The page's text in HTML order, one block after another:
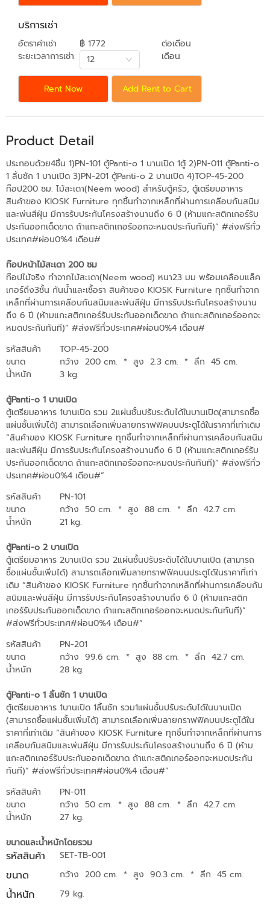
บริการเช่า
อัตราค่าเช่า ฿ 1772
ต่อเดือน
ระยะเวลาการเช่า
12 เดือน
Rent Now Add Rent to Cart
Product Detail
ประกอบด้วย4ชิ้น 1)PN-101 ตู้Panti-o 1 บานเปิด 1ตู้ 2)PN-011 ตู้Panti-o
1 ลิ้นชัก 1 บานเปิด 3)PN-201 ตู้Panti-o 2 บานเปิด 4)TOP-45-200
ท๊อป200 ซม. ไม้สะเดา(Neem wood) สำหรับตู้ครัว, ตู้เตรียมอาหาร
สินค้าของ KIOSK Furniture ทุกชิ้นทำจากเหล็กที่ผ่านการเคลือบกันสนิม
และพ่นสีฝุ่น มีการรับประกันโครงสร้างนานถึง 6 ปี (ห้ามแกะสติกเกอร์รับ
ประกันออกเด็ดขาด ถ้าแกะสติกเกอร์ออกจะหมดประกันทันที)” #ส่งฟรีทั่ว
ประเทศ#ผ่อน0%4 เดือน#
ท๊อปหน้าไม้สะเดา 200 ซม
ท๊อปไม้จริง ทำจากไม้สะเดา(Neem wood) หนา23 มม พร้อมเคลือบแล็ค
เกอร์ถึง3ชั้น กันน้ำและเชื้อรา สินค้าของ KIOSK Furniture ทุกชิ้นทำจาก
เหล็กที่ผ่านการเคลือบกันสนิมและพ่นสีฝุ่น มีการรับประกันโครงสร้างนาน
ถึง 6 ปี (ห้ามแกะสติกเกอร์รับประกันออกเด็ดขาด ถ้าแกะสติกเกอร์ออกจะ
หมดประกันทันที)” #ส่งฟรีทั่วประเทศ#ผ่อน0%4 เดือน#
รหัสสินค้า
TOP-45-200
ขนาด
กว้าง 200 cm. * สูง 2.3 cm. * ลึก 45 cm.
น้ำหนัก
3 kg.
ตู้Panti-o 1 บานเปิด
ตู้เตรียมอาหาร 1บานเปิด รวม 2แผ่นชั้นปรับระดับได้ในบานเปิด(สามารถซื้อ
แผ่นชั้นเพิ่มได้) สามารถเลือกเพิ่มลายกราฟฟิคบนประตูได้ในราคาที่เท่าเดิม
“สินค้าของ KIOSK Furniture ทุกชิ้นทำจากเหล็กที่ผ่านการเคลือบกันสนิม
และพ่นสีฝุ่น มีการรับประกันโครงสร้างนานถึง 6 ปี (ห้ามแกะสติกเกอร์รับ
ประกันออกเด็ดขาด ถ้าแกะสติกเกอร์ออกจะหมดประกันทันที)” #ส่งฟรีทั่ว
ประเทศ#ผ่อน0%4 เดือน#”
รหัสสินค้า
PN-101
ขนาด
กว้าง 50 cm. * สูง 88 cm. * ลึก 42.7 cm.
น้ำหนัก
21 kg.
ตู้Panti-o 2 บานเปิด
ตู้เตรียมอาหาร 2บานเปิด รวม 2แผ่นชั้นปรับระดับได้ในบานเปิด (สามารถ
ซื้อแผ่นชั้นเพิ่มได้) สามารถเลือกเพิ่มลายกราฟฟิคบนประตูได้ในราคาที่เท่า
เดิม “สินค้าของ KIOSK Furniture ทุกชิ้นทำจากเหล็กที่ผ่านการเคลือบกัน
สนิมและพ่นสีฝุ่น มีการรับประกันโครงสร้างนานถึง 6 ปี (ห้ามแกะสติก
เกอร์รับประกันออกเด็ดขาด ถ้าแกะสติกเกอร์ออกจะหมดประกันทันที)”
#ส่งฟรีทั่วประเทศ#ผ่อน0%4 เดือน#”
รหัสสินค้า
PN-201
ขนาด
กว้าง 99.6 cm. * สูง 88 cm. * ลึก 42.7 cm.
น้ำหนัก
28 kg.
ตู้Panti-o 1 ลิ้นชัก 1 บานเปิด
ตู้เตรียมอาหาร 1บานเปิด 1ลิ้นชัก รวม1แผ่นชั้นปรับระดับได้ในบานเปิด
(สามารถซื้อแผ่นชั้นเพิ่มได้) สามารถเลือกเพิ่มลายกราฟฟิคบนประตูได้ใน
ราคาที่เท่าเดิม “สินค้าของ KIOSK Furniture ทุกชิ้นทำจากเหล็กที่ผ่านการ
เคลือบกันสนิมและพ่นสีฝุ่น มีการรับประกันโครงสร้างนานถึง 6 ปี (ห้าม
แกะสติกเกอร์รับประกันออกเด็ดขาด ถ้าแกะสติกเกอร์ออกจะหมดประกัน
ทันที)” #ส่งฟรีทั่วประเทศ#ผ่อน0%4 เดือน#”
รหัสสินค้า
PN-011
ขนาด
กว้าง 50 cm. * สูง 88 cm. * ลึก 42.7 cm.
น้ำหนัก
27 kg.
ขนาดและน้ำหนักโดยรวม
รหัสสินค้า SET-TB-001
ขนาด กว้าง 200 cm. * สูง 90.3 cm. * ลึก 45 cm.
น้ำหนัก 79 kg.